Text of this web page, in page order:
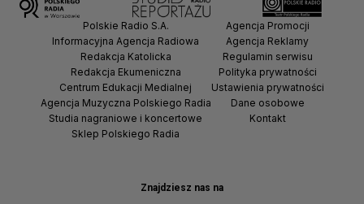
Znajdziesz nas na
Polskie Radio S.A.
Informacyjna Agencja Radiowa
Redakcja Katolicka
Redakcja Ekumeniczna
Centrum Edukacji Medialnej
Agencja Muzyczna Polskiego Radia
Studia nagraniowe i koncertowe
Sklep Polskiego Radia
Agencja Promocji
Agencja Reklamy
Regulamin serwisu
Polityka prywatności
Ustawienia prywatności
Dane osobowe
Kontakt